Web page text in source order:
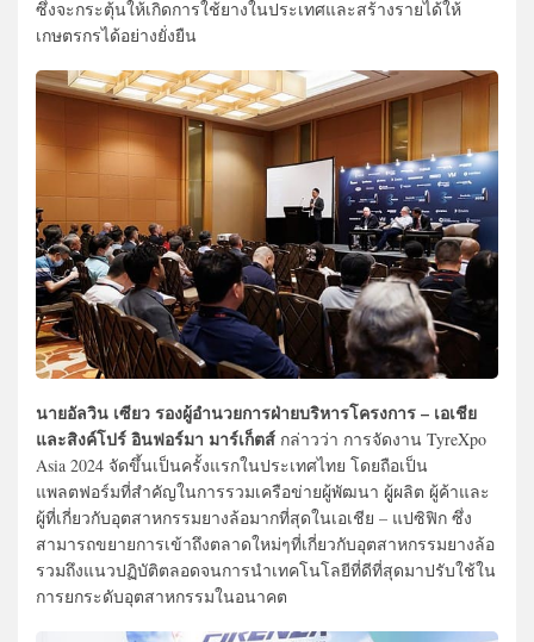
ซึ่งจะกระตุ้นให้เกิดการใช้ยางในประเทศและสร้างรายได้ให้
เกษตรกรได้อย่างยั่งยืน
นายอัลวิน เซียว รองผู้อำนวยการฝ่ายบริหารโครงการ – เอเชีย
และสิงค์โปร์ อินฟอร์มา มาร์เก็ตส์ กล่าวว่า การจัดงาน TyreXpo
Asia 2024 จัดขึ้นเป็นครั้งแรกในประเทศไทย โดยถือเป็น
แพลตฟอร์มที่สำคัญในการรวมเครือข่ายผู้พัฒนา ผูู้ผลิต ผู้ค้าและ
ผู้ที่เกี่ยวกับอุตสาหกรรมยางล้อมากที่สุดในเอเชีย – แปซิฟิก ซึ่ง
สามารถขยายการเข้าถึงตลาดใหม่ๆที่เกี่ยวกับอุตสาหกรรมยางล้อ
รวมถึงแนวปฏิบัติตลอดจนการนำเทคโนโลยีที่ดีที่สุดมาปรับใช้ใน
การยกระดับอุตสาหกรรมในอนาคต